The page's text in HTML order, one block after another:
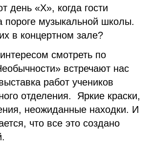
день «Х», когда гости
пороге музыкальной школы.
в концертном зале?
смотреть по
встречают нас
работ учеников
отделения. Яркие краски,
неожиданные находки. И
что все это создано